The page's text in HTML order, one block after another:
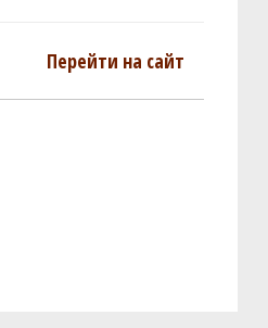
Перейти на сайт